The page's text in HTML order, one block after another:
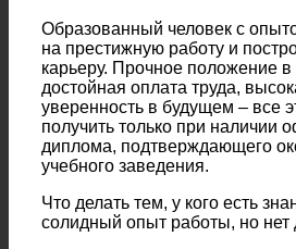
Образованный человек с
на престижную работу и
карьеру. Прочное положение
достойная оплата труда,
уверенность в будущем – все
получить только при наличии
диплома, подтверждающего
учебного заведения.
Что делать тем, у кого есть
солидный опыт работы, но нет